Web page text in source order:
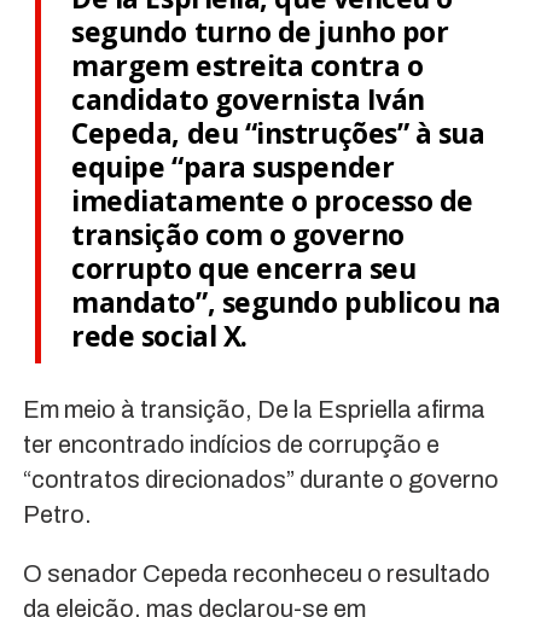
segundo turno de junho por
margem estreita contra o
candidato governista Iván
Cepeda, deu “instruções” à sua
equipe “para suspender
imediatamente o processo de
transição com o governo
corrupto que encerra seu
mandato”, segundo publicou na
rede social X.
Em meio à transição, De la Espriella afirma
ter encontrado indícios de corrupção e
“contratos direcionados” durante o governo
Petro.
O senador Cepeda reconheceu o resultado
da eleição, mas declarou-se em